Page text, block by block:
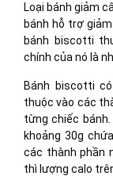
Loại bánh giảm
bánh hỗ trợ
bánh biscotti
chính của nó là
Bánh biscotti
thuộc vào các
từng chiếc
khoảng 30g
các thành phần
thì lượng calo